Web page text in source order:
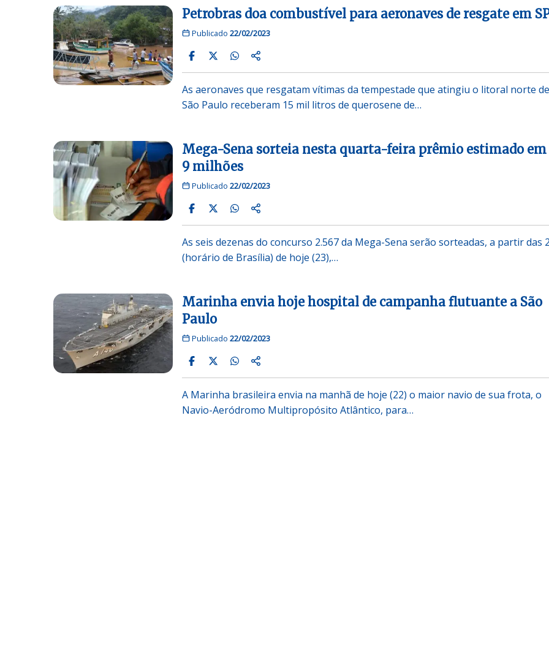
Petrobras doa combustível para aeronaves de resgate em
Publicado 22/02/2023
As aeronaves que resgatam vítimas da tempestade que atingiu o litoral norte de
São Paulo receberam 15 mil litros de querosene de…
Mega-Sena sorteia nesta quarta-feira prêmio estimado em
9 milhões
Publicado 22/02/2023
As seis dezenas do concurso 2.567 da Mega-Sena serão sorteadas, a partir das
(horário de Brasília) de hoje (23),…
Marinha envia hoje hospital de campanha flutuante a São
Paulo
Publicado 22/02/2023
A Marinha brasileira envia na manhã de hoje (22) o maior navio de sua frota, o
Navio-Aeródromo Multipropósito Atlântico, para…